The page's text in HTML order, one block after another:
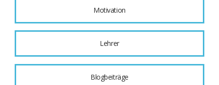
Motivation
Lehrer
Blogbeiträge